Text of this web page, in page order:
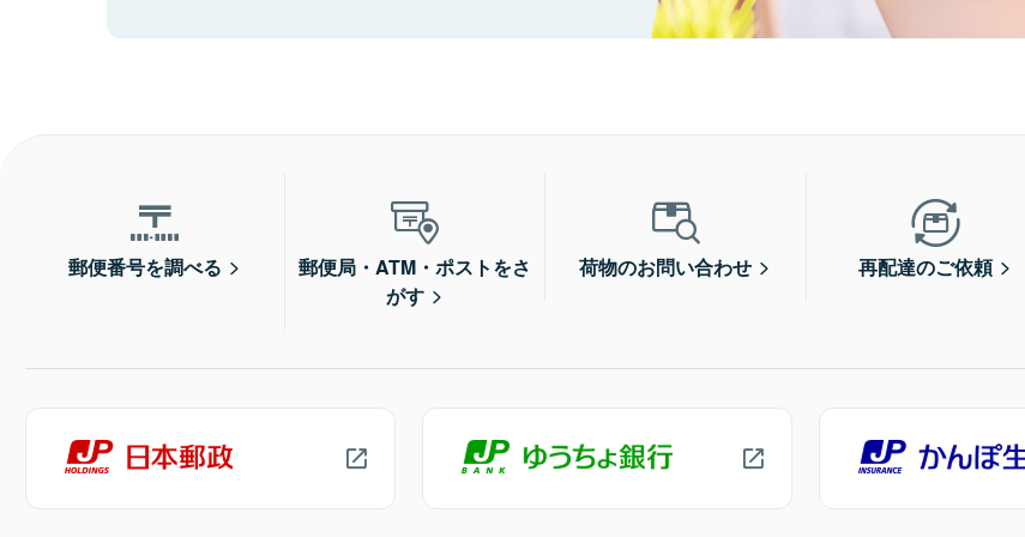
郵便番号を調べる
郵便局・ATM・ポストをさ
がす
荷物のお問い合わせ 再配達のご依頼